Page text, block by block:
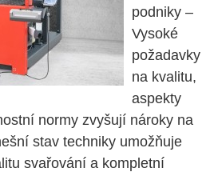
podniky –
Vysoké
požadavky
na kvalitu,
aspekty
normy zvyšují nároky na
stav techniky umožňuje
svařování a kompletní